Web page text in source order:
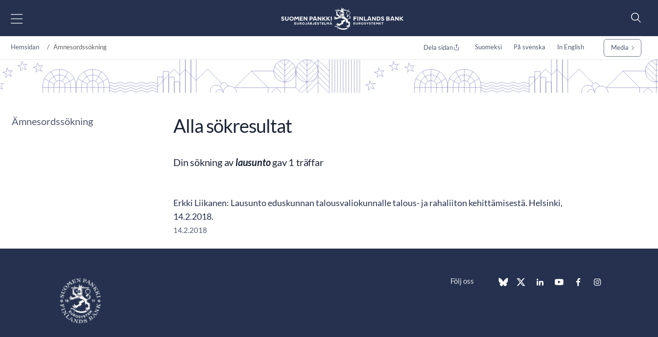
Hemsidan Ämnesordssökning Dela sidan Suomeksi På svenska In English Media
Ämnesordssökning Alla sökresultat
Din sökning avlausuntogav 1 träffar
Erkki Liikanen: Lausunto eduskunnan talousvaliokunnalle talous- ja rahaliiton kehittämisestä. Helsinki,
14.2.2018.
14.2.2018
Följ oss